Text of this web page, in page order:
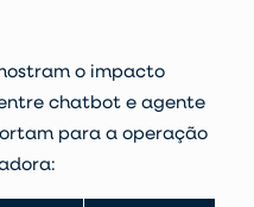
o impacto
chatbot e agente
para a operação